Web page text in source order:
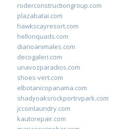
roderconstructiongroup.com
plazabatai.com
hawkscayresort.com
hellonquads.com
diarioanimales.com
decogaleri.com
unavozparadios.com
shoes-vert.com
elbotanicopanama.com
shadyoaksrockportrvpark.com
jccoinlaundry.com
kautorepair.com